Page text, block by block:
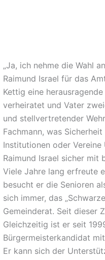
„Ja, ich nehme die Wahl
Raimund Israel für das
Kettig eine
verheiratet und Vater
und stellvertretender
Fachmann, was
Institutionen oder
Raimund Israel sicher mit
Viele Jahre lang erfreute
besucht er die Senioren
sich immer, das
Gemeinderat. Seit dieser
Gleichzeitig ist er seit
Bürgermeisterkandidat
Er kann sich der